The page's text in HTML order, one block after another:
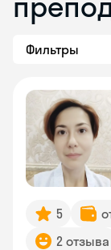
Фильтры
5
2 отзыва